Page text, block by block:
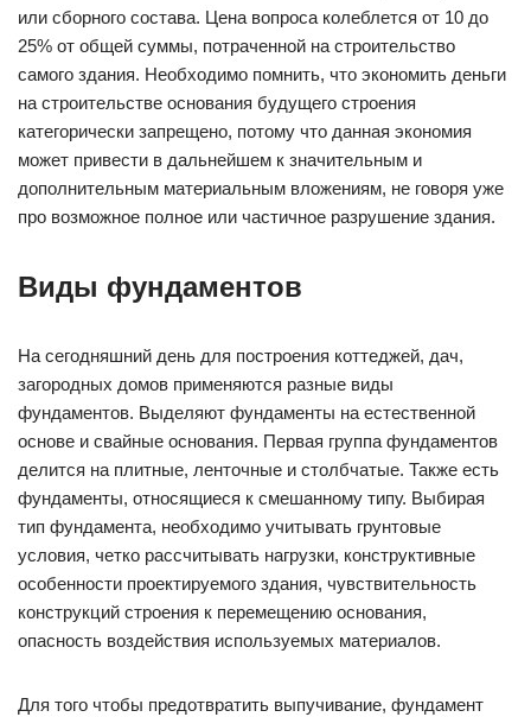
или сборного состава. Цена вопроса колеблется от 10 до
25% от общей суммы, потраченной на строительство
самого здания. Необходимо помнить, что экономить деньги
на строительстве основания будущего строения
категорически запрещено, потому что данная экономия
может привести в дальнейшем к значительным и
дополнительным материальным вложениям, не говоря уже
про возможное полное или частичное разрушение здания.
Виды фундаментов
На сегодняшний день для построения коттеджей, дач,
загородных домов применяются разные виды
фундаментов. Выделяют фундаменты на естественной
основе и свайные основания. Первая группа фундаментов
делится на плитные, ленточные и столбчатые. Также есть
фундаменты, относящиеся к смешанному типу. Выбирая
тип фундамента, необходимо учитывать грунтовые
условия, четко рассчитывать нагрузки, конструктивные
особенности проектируемого здания, чувствительность
конструкций строения к перемещению основания,
опасность воздействия используемых материалов.
Для того чтобы предотвратить выпучивание, фундамент